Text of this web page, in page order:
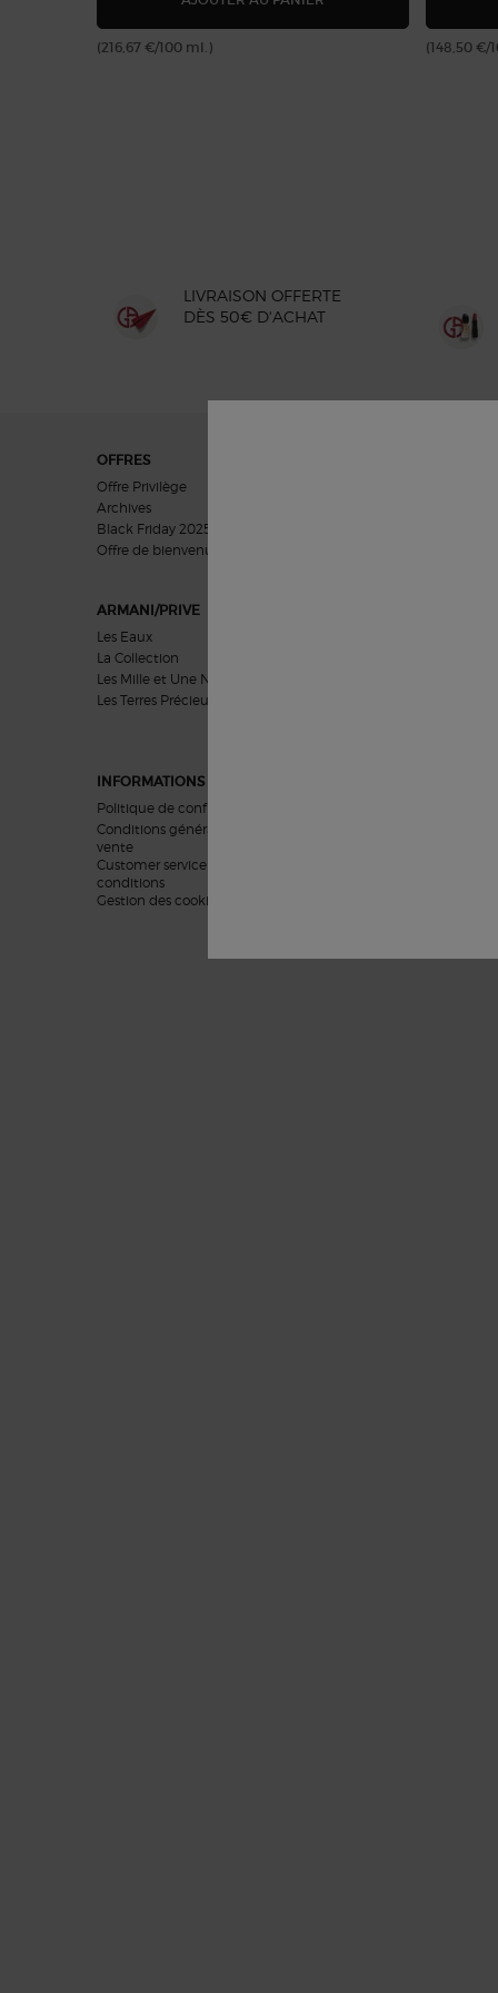
(216,67 €/100 ml.) (148,50 €/
LIVRAISON OFFERTE
DÈS 50€ D'ACHAT
OFFRES
Offre Privilège
Archives
Black Friday 2025
Offre de bienvenue​​
ARMANI/PRIVE
Les Eaux
La Collection
Les Mille et Une Nuits
Les Terres Précieuses
INFORMATIONS LEGALES
Politique de confidentialité
Conditions générales de
vente
Customer service terms and
conditions
Gestion des cookies